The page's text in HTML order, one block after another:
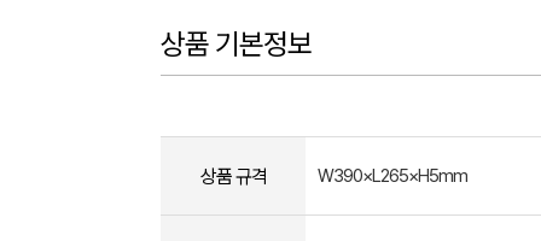
상품 기본정보
상품 규격 W390×L265×H5mm